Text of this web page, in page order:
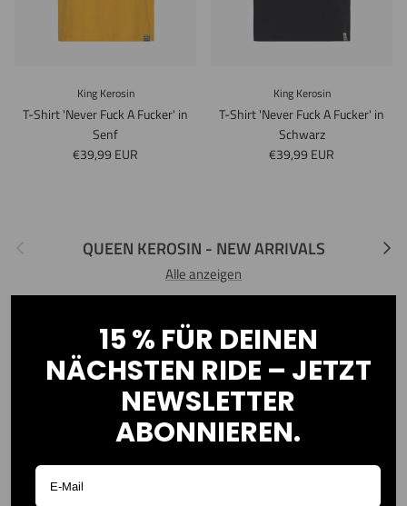
King Kerosin
T-Shirt 'Never Fuck A Fucker' in
Senf
Normaler Preis
€39,99 EUR
King Kerosin
T-Shirt 'Never Fuck A Fucker' in
Schwarz
Normaler Preis
€39,99 EUR
Vorherige QUEEN KEROSIN - NEW ARRIVALS
Alle anzeigen
15 % FÜR DEINEN
NÄCHSTEN RIDE – JETZT
NEWSLETTER
ABONNIEREN.